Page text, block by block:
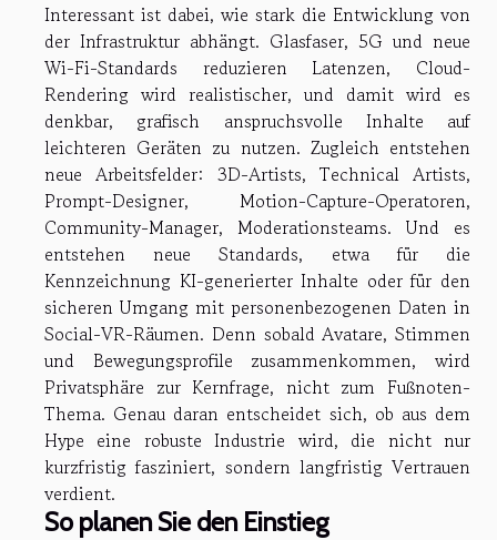
Interessant ist dabei, wie stark die Entwicklung von
der Infrastruktur abhängt. Glasfaser, 5G und neue
Wi-Fi-Standards reduzieren Latenzen, Cloud-
Rendering wird realistischer, und damit wird es
denkbar, grafisch anspruchsvolle Inhalte auf
leichteren Geräten zu nutzen. Zugleich entstehen
neue Arbeitsfelder: 3D-Artists, Technical Artists,
Prompt-Designer, Motion-Capture-Operatoren,
Community-Manager, Moderationsteams. Und es
entstehen neue Standards, etwa für die
Kennzeichnung KI-generierter Inhalte oder für den
sicheren Umgang mit personenbezogenen Daten in
Social-VR-Räumen. Denn sobald Avatare, Stimmen
und Bewegungsprofile zusammenkommen, wird
Privatsphäre zur Kernfrage, nicht zum Fußnoten-
Thema. Genau daran entscheidet sich, ob aus dem
Hype eine robuste Industrie wird, die nicht nur
kurzfristig fasziniert, sondern langfristig Vertrauen
verdient.
So planen Sie den Einstieg